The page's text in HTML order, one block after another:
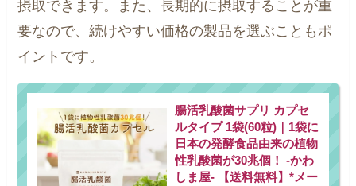
摂取できます。また、長期的に摂取することが重
要なので、続けやすい価格の製品を選ぶこともポ
イントです。
腸活乳酸菌サプリ カプセ
ルタイプ 1袋(60粒)｜1袋に
日本の発酵食品由来の植物
性乳酸菌が30兆個！ -かわ
しま屋- 【送料無料】*メー